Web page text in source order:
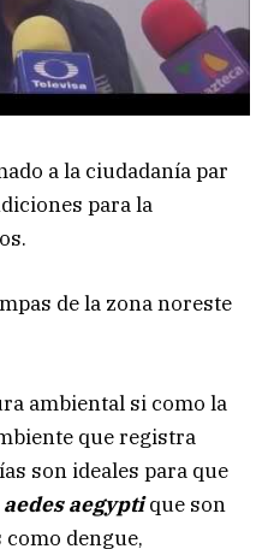
a la ciudadanía par
para la
de la zona noreste
ambiental si como la
que registra
son ideales para que
aedes aegyptique son
dengue,